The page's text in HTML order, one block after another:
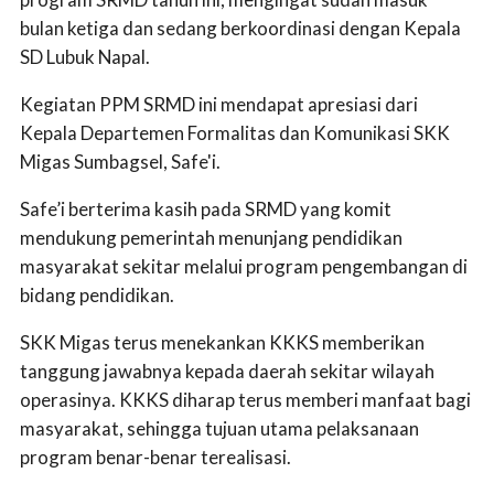
bulan ketiga dan sedang berkoordinasi dengan Kepala
SD Lubuk Napal.
Kegiatan PPM SRMD ini mendapat apresiasi dari
Kepala Departemen Formalitas dan Komunikasi SKK
Migas Sumbagsel, Safe'i.
Safe’i berterima kasih pada SRMD yang komit
mendukung pemerintah menunjang pendidikan
masyarakat sekitar melalui program pengembangan di
bidang pendidikan.
SKK Migas terus menekankan KKKS memberikan
tanggung jawabnya kepada daerah sekitar wilayah
operasinya. KKKS diharap terus memberi manfaat bagi
masyarakat, sehingga tujuan utama pelaksanaan
program benar-benar terealisasi.